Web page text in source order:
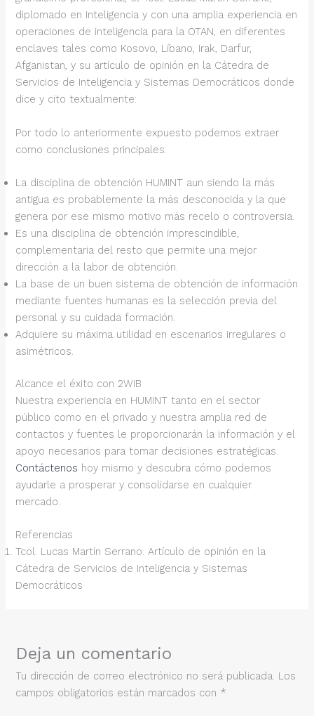
diplomado en Inteligencia y con una amplia experiencia en
operaciones de inteligencia para la OTAN, en diferentes
enclaves tales como Kosovo, Líbano, Irak, Darfur,
Afganistan, y su artículo de opinión en la Cátedra de
Servicios de Inteligencia y Sistemas Democráticos donde
dice y cito textualmente:
Por todo lo anteriormente expuesto podemos extraer
como conclusiones principales:
La disciplina de obtención HUMINT aun siendo la más
antigua es probablemente la más desconocida y la que
genera por ese mismo motivo más recelo o controversia.
Es una disciplina de obtención imprescindible,
complementaria del resto que permite una mejor
dirección a la labor de obtención.
La base de un buen sistema de obtención de información
mediante fuentes humanas es la selección previa del
personal y su cuidada formación.
Adquiere su máxima utilidad en escenarios irregulares o
asimétricos.
Alcance el éxito con 2WIB
Nuestra experiencia en HUMINT tanto en el sector
público como en el privado y nuestra amplia red de
contactos y fuentes le proporcionarán la información y el
apoyo necesarios para tomar decisiones estratégicas.
Contáctenos hoy mismo y descubra cómo podemos
ayudarle a prosperar y consolidarse en cualquier
mercado.
Referencias
Tcol. Lucas Martín Serrano. Artículo de opinión en la
Cátedra de Servicios de Inteligencia y Sistemas
Democráticos
Deja un comentario
Tu dirección de correo electrónico no será publicada. Los
campos obligatorios están marcados con *